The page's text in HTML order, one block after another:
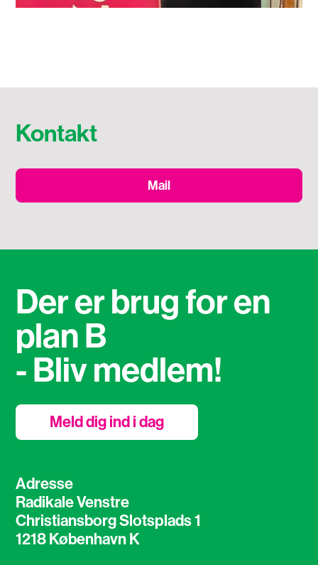
Kontakt
Mail
Adresse
Radikale Venstre
Christiansborg Slotsplads 1
1218 København K
Der er brug for en
plan B
- Bliv medlem!
Meld dig ind i dag